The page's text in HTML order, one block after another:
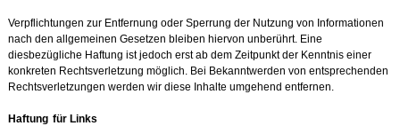
Verpflichtungen zur Entfernung oder Sperrung der Nutzung von Informationen
nach den allgemeinen Gesetzen bleiben hiervon unberührt. Eine
diesbezügliche Haftung ist jedoch erst ab dem Zeitpunkt der Kenntnis einer
konkreten Rechtsverletzung möglich. Bei Bekanntwerden von entsprechenden
Rechtsverletzungen werden wir diese Inhalte umgehend entfernen.
Haftung für Links